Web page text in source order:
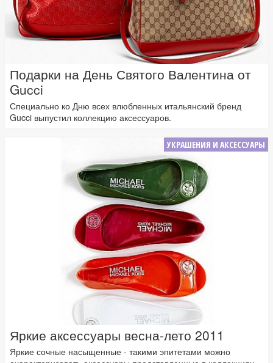
Подарки на День Святого Валентина от
Gucci
Специально ко Дню всех влюбленных итальянский бренд
Gucci выпустил коллекцию аксессуаров.
УКРАШЕНИЯ И АКСЕССУАРЫ
Яркие аксессуары весна-лето 2011
Яркие сочные насыщенные - такими эпитетами можно